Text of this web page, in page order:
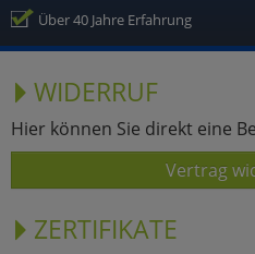
Über 40 Jahre Erfahrung
WIDERRUF
Hier können Sie direkt eine
Vertrag
ZERTIFIKATE